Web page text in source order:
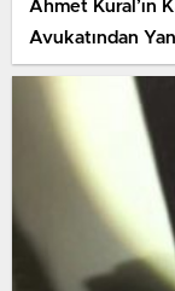
Ahmet Kural’ın
Avukatından